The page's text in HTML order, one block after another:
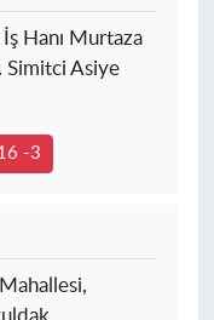
Hanı Murtaza
Simitci Asiye
-3